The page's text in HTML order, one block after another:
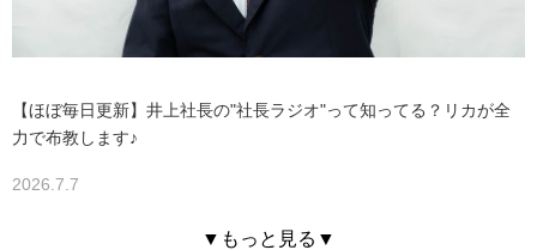
【ほぼ毎日更新】井上社長の"社長ラジオ"って知ってる？リカが全
力で布教します♪
2026.7.7
▼もっと見る▼